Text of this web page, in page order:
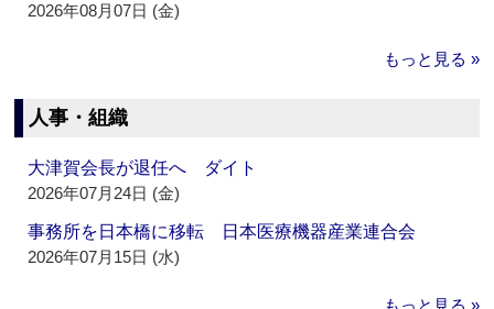
2026年08月07日 (金)
もっと見る »
人事・組織
大津賀会長が退任へ ダイト
2026年07月24日 (金)
事務所を日本橋に移転 日本医療機器産業連合会
2026年07月15日 (水)